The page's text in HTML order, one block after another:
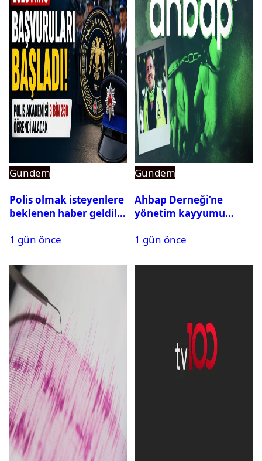
Gündem
Polis olmak isteyenlere
beklenen haber geldi!
1 gün önce
Gündem
Ahbap Derneği’ne
yönetim kayyumu
açıldı
1 gün önce